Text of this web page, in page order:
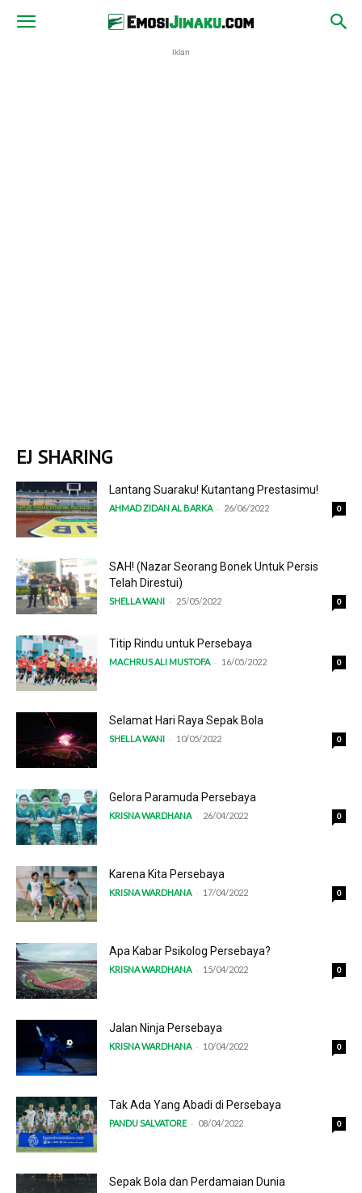
Iklan
EJ SHARING
Lantang Suaraku! Kutantang Prestasimu!
AHMAD ZIDAN AL BARKA - 26/06/2022 0
SAH! (Nazar Seorang Bonek Untuk Persis
Telah Direstui)
SHELLA WANI - 25/05/2022 0
Titip Rindu untuk Persebaya
MACHRUS ALI MUSTOFA - 16/05/2022 0
Selamat Hari Raya Sepak Bola
SHELLA WANI - 10/05/2022 0
Gelora Paramuda Persebaya
KRISNA WARDHANA - 26/04/2022 0
Karena Kita Persebaya
KRISNA WARDHANA - 17/04/2022 0
Apa Kabar Psikolog Persebaya?
KRISNA WARDHANA - 15/04/2022 0
Jalan Ninja Persebaya
KRISNA WARDHANA - 10/04/2022 0
Tak Ada Yang Abadi di Persebaya
PANDU SALVATORE - 08/04/2022 0
Sepak Bola dan Perdamaian Dunia